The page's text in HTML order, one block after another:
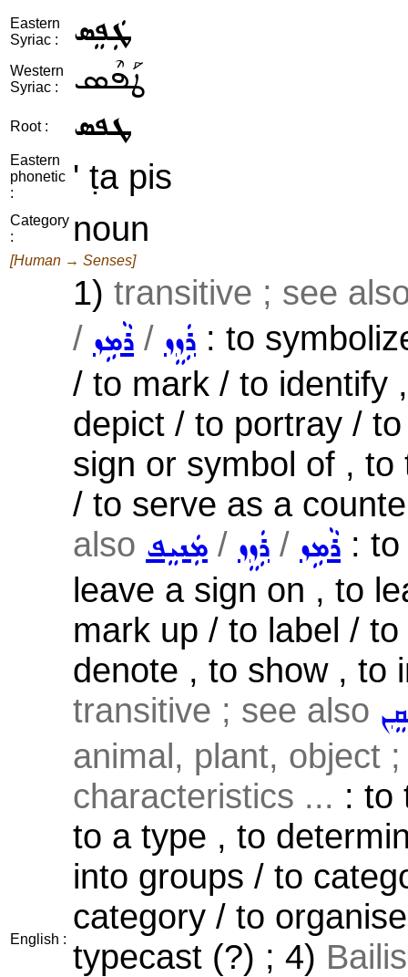
Eastern
Syriac :
ܛܲܦܸܣ
Western
Syriac :
ܛܰܦܶܣ
Root : ܛܦܣ
Eastern
phonetic
:
' ṭa pis
Category
:
noun
[Human → Senses]
English :
1) transitive ; see
/ ܪܵܡܹܙ / ܪܲܙܸܙ : to
/ to mark / to identify
depict / to portray /
sign or symbol of ,
/ to serve as a
also ܡܲܢܝܸܦ / ܪܲܙܸܙ / ܪܵܡܹܙ :
leave a sign on , to
mark up / to label /
denote , to show , to
transitive ; see also
animal, plant, object
characteristics ... : to
to a type , to
into groups / to
category / to
typecast (?) ; 4)